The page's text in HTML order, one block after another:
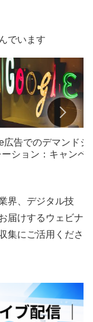
でいます
広告でのデマンドジ
ーション：キャンペ
界、デジタル技
届けするウェビナ
集にご活用くださ